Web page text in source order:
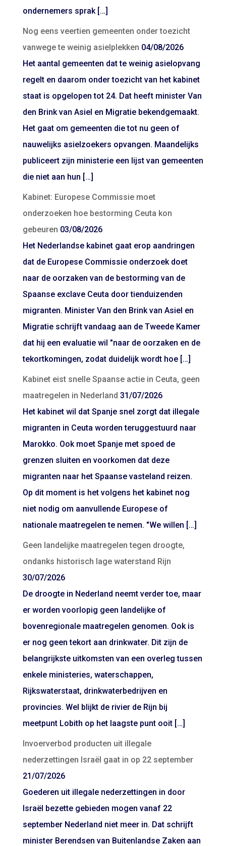
ondernemers sprak […]
Nog eens veertien gemeenten onder toezicht
vanwege te weinig asielplekken 04/08/2026
Het aantal gemeenten dat te weinig asielopvang
regelt en daarom onder toezicht van het kabinet
staat is opgelopen tot 24. Dat heeft minister Van
den Brink van Asiel en Migratie bekendgemaakt.
Het gaat om gemeenten die tot nu geen of
nauwelijks asielzoekers opvangen. Maandelijks
publiceert zijn ministerie een lijst van gemeenten
die niet aan hun […]
Kabinet: Europese Commissie moet
onderzoeken hoe bestorming Ceuta kon
gebeuren 03/08/2026
Het Nederlandse kabinet gaat erop aandringen
dat de Europese Commissie onderzoek doet
naar de oorzaken van de bestorming van de
Spaanse exclave Ceuta door tienduizenden
migranten. Minister Van den Brink van Asiel en
Migratie schrijft vandaag aan de Tweede Kamer
dat hij een evaluatie wil "naar de oorzaken en de
tekortkomingen, zodat duidelijk wordt hoe […]
Kabinet eist snelle Spaanse actie in Ceuta, geen
maatregelen in Nederland 31/07/2026
Het kabinet wil dat Spanje snel zorgt dat illegale
migranten in Ceuta worden teruggestuurd naar
Marokko. Ook moet Spanje met spoed de
grenzen sluiten en voorkomen dat deze
migranten naar het Spaanse vasteland reizen.
Op dit moment is het volgens het kabinet nog
niet nodig om aanvullende Europese of
nationale maatregelen te nemen. "We willen […]
Geen landelijke maatregelen tegen droogte,
ondanks historisch lage waterstand Rijn
30/07/2026
De droogte in Nederland neemt verder toe, maar
er worden voorlopig geen landelijke of
bovenregionale maatregelen genomen. Ook is
er nog geen tekort aan drinkwater. Dit zijn de
belangrijkste uitkomsten van een overleg tussen
enkele ministeries, waterschappen,
Rijkswaterstaat, drinkwaterbedrijven en
provincies. Wel blijkt de rivier de Rijn bij
meetpunt Lobith op het laagste punt ooit […]
Invoerverbod producten uit illegale
nederzettingen Israël gaat in op 22 september
21/07/2026
Goederen uit illegale nederzettingen in door
Israël bezette gebieden mogen vanaf 22
september Nederland niet meer in. Dat schrijft
minister Berendsen van Buitenlandse Zaken aan